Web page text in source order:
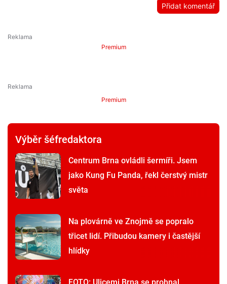
Přidat komentář
Premium
Premium
Výběr šéfredaktora
Centrum Brna ovládli šermíři. Jsem
jako Kung Fu Panda, řekl čerstvý mistr
světa
Na plovárně ve Znojmě se popralo
třicet lidí. Přibudou kamery i častější
hlídky